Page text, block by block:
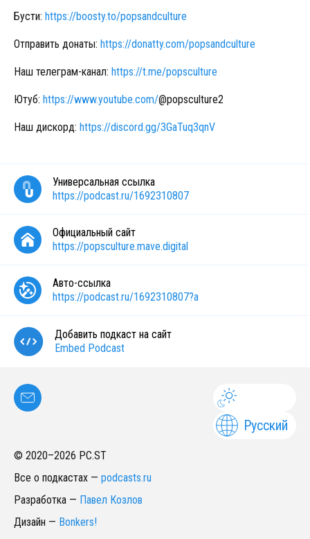
Бусти: https://boosty.to/popsandculture
Отправить донаты: https://donatty.com/popsandculture
Наш телеграм-канал: https://t.me/popsculture
Ютуб: https://www.youtube.com/@popsculture2
Наш дискорд: https://discord.gg/3GaTuq3qnV
Универсальная ссылка
https://podcast.ru/1692310807
Официальный сайт
https://popsculture.mave.digital
Авто-ссылка
https://podcast.ru/1692310807?a
Добавить подкаст на сайт
Embed Podcast
Русский
© 2020–2026 PC.ST
Все о подкастах — podcasts.ru
Разработка — Павел Козлов
Дизайн — Bonkers!